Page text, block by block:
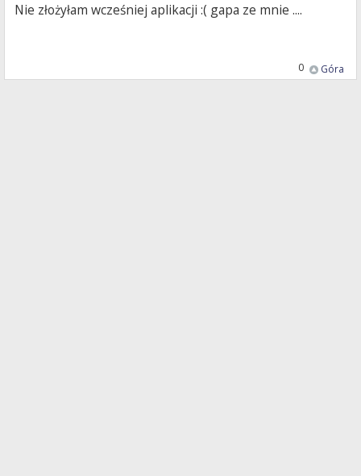
Nie złożyłam wcześniej aplikacji :( gapa ze mnie ....
Góra
0